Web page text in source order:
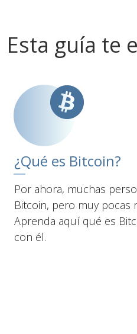
Esta guía te
¿Qué es Bitcoin?
Por ahora, muchas
Bitcoin, pero muy pocas
Aprenda aquí qué es
con él.